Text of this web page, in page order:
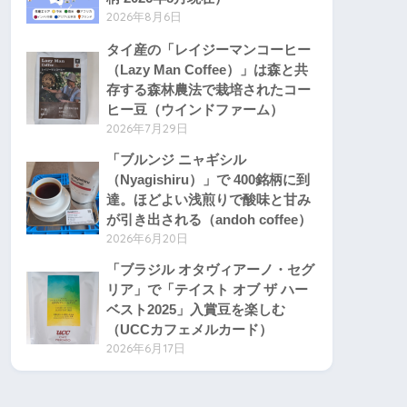
2026年8月6日
タイ産の「レイジーマンコーヒー
（Lazy Man Coffee）」は森と共
存する森林農法で栽培されたコー
ヒー豆（ウインドファーム）
2026年7月29日
「ブルンジ ニャギシル
（Nyagishiru）」で 400銘柄に到
達。ほどよい浅煎りで酸味と甘み
が引き出される（andoh coffee）
2026年6月20日
「ブラジル オタヴィアーノ・セグ
リア」で「テイスト オブ ザ ハー
ベスト2025」入賞豆を楽しむ
（UCCカフェメルカード）
2026年6月17日